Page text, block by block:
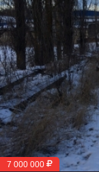
7 000 000